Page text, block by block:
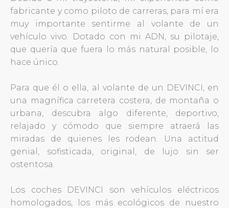
fabricante y como piloto de carreras, para mí era
muy importante sentirme al volante de un
vehículo vivo. Dotado con mi ADN, su pilotaje,
que quería que fuera lo más natural posible, lo
hace único.
Para que él o ella, al volante de un DEVINCI, en
una magnífica carretera costera, de montaña o
urbana, descubra algo diferente, deportivo,
relajado y cómodo que siempre atraerá las
miradas de quienes les rodean. Una actitud
genial, sofisticada, original, de lujo sin ser
ostentosa.
Los coches DEVINCI son vehículos eléctricos
homologados, los más ecológicos de nuestro